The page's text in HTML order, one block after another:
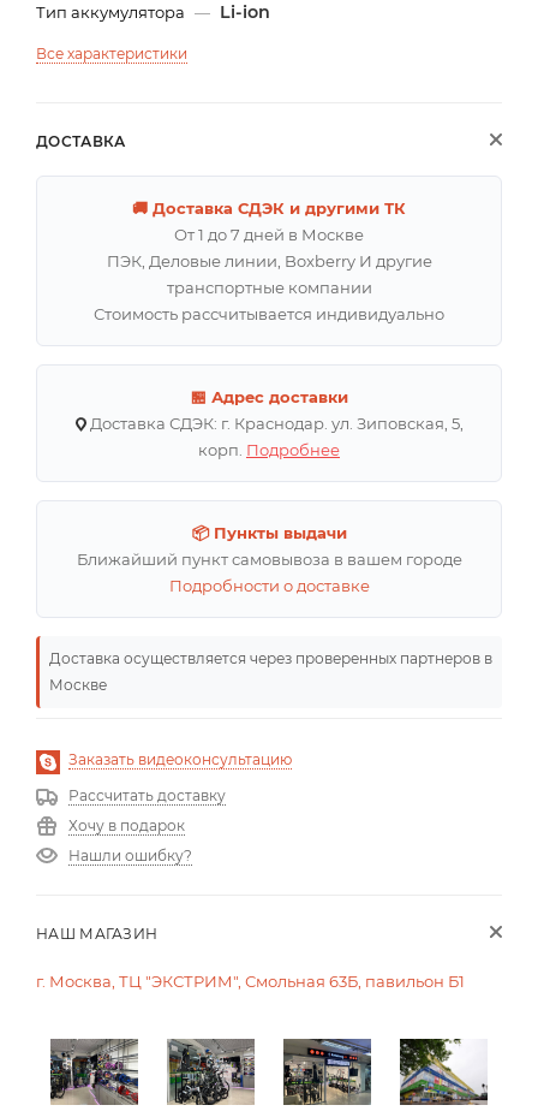
Тип аккумулятора — Li-ion
Все характеристики
ДОСТАВКА
🚚 Доставка СДЭК и другими ТК
От 1 до 7 дней в Москве
ПЭК, Деловые линии, Boxberry И другие
транспортные компании
Стоимость рассчитывается индивидуально
🏪 Адрес доставки
Доставка СДЭК: г. Краснодар. ул. Зиповская, 5,
корп. Подробнее
📦 Пункты выдачи
Ближайший пункт самовывоза в вашем городе
Подробности о доставке
Доставка осуществляется через проверенных партнеров в
Москве
Заказать видеоконсультацию
Рассчитать доставку
Хочу в подарок
Нашли ошибку?
НАШ МАГАЗИН
г. Москва, ТЦ "ЭКСТРИМ", Смольная 63Б, павильон Б1